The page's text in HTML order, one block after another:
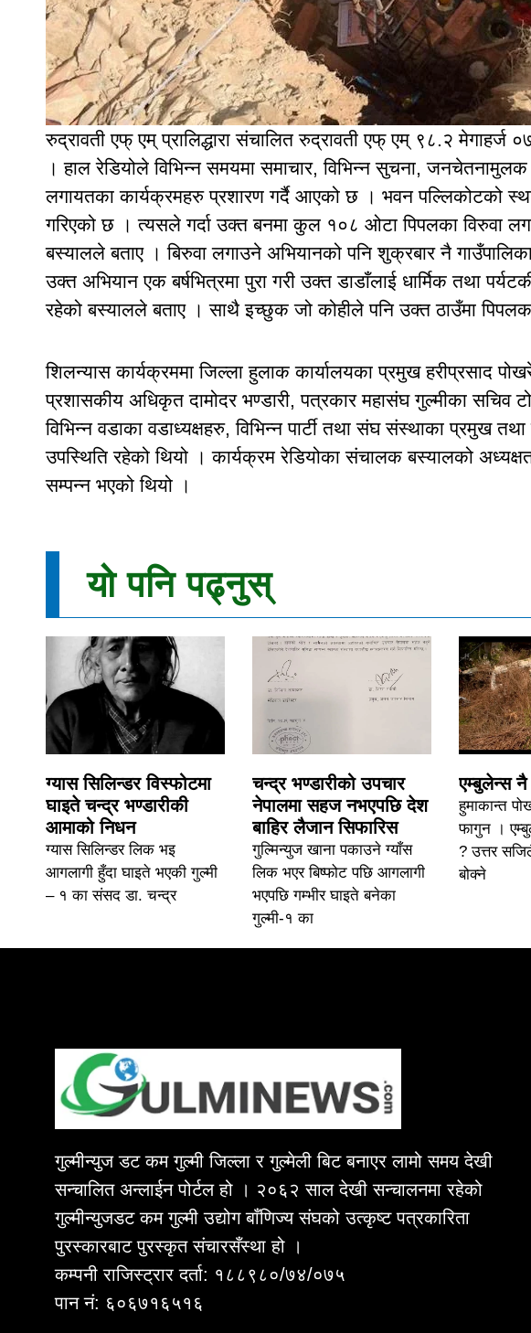
रुद्रावती एफ् एम् प्रालिद्धारा संचालित रुद्रावती एफ् एम् ९८.२
। हाल रेडियोले विभिन्न समयमा समाचार, विभिन्न सुचना, जनचेतनामुलक
लगायतका कार्यक्रमहरु प्रशारण गर्दै आएको छ । भवन पल्लिकोटको
गरिएको छ । त्यसले गर्दा उक्त बनमा कुल १०८ ओटा पिपलका विरुवा
बस्यालले बताए । बिरुवा लगाउने अभियानको पनि शुक्रबार नै गाउँपालिका
उक्त अभियान एक बर्षभित्रमा पुरा गरी उक्त डाडाँलाई धार्मिक तथा
रहेको बस्यालले बताए । साथै इच्छुक जो कोहीले पनि उक्त ठाउँमा
शिलन्यास कार्यक्रममा जिल्ला हुलाक कार्यालयका प्रमुख हरीप्रसाद
प्रशासकीय अधिकृत दामोदर भण्डारी, पत्रकार महासंघ गुल्मीका सचिव
विभिन्न वडाका वडाध्यक्षहरु, विभिन्न पार्टी तथा संघ संस्थाका प्रमुख
उपस्थिति रहेको थियो । कार्यक्रम रेडियोका संचालक बस्यालको
सम्पन्न भएको थियो ।
यो पनि पढ्नुस्
ग्यास सिलिन्डर विस्फोटमा
घाइते चन्द्र भण्डारीकी
आमाको निधन
ग्यास सिलिन्डर लिक भइ
आगलागी हुँदा घाइते भएकी गुल्मी
– १ का संसद डा. चन्द्र
चन्द्र भण्डारीको उपचार
नेपालमा सहज नभएपछि देश
बाहिर लैजान सिफारिस
गुल्मिन्युज खाना पकाउने ग्याँस
लिक भएर बिष्फोट पछि आगलागी
भएपछि गम्भीर घाइते बनेका
गुल्मी-१ का
एम्बुलेन्स
हुमाकान्त
फागुन ।
? उत्तर
बोक्ने
गुल्मीन्युज डट कम गुल्मी जिल्ला र गुल्मेली बिट बनाएर लामो समय देखी
सन्चालित अन्लाईन पोर्टल हो । २०६२ साल देखी सन्चालनमा रहेको
गुल्मीन्युजडट कम गुल्मी उद्योग बाँणिज्य संघको उत्कृष्ट पत्रकारिता
पुरस्कारबाट पुरस्कृत संचारसँस्था हो ।
कम्पनी राजिस्ट्रार दर्ता: १८८९८०/७४/०७५
पान नं: ६०६७१६५१६